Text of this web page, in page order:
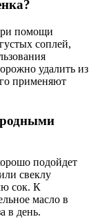
помощи
соплей,
удалить из
применяют
подойдет
свеклу
сок. К
масло в
в день.